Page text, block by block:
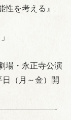
を考える』
場・永正寺公演
（月～金）開